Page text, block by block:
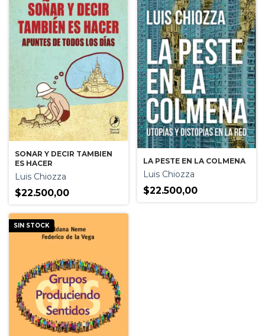
SONAR Y DECIR TAMBIEN
ES HACER
Luis Chiozza
$22.500,00
LA PESTE EN LA COLMENA
Luis Chiozza
$22.500,00
SIN STOCK